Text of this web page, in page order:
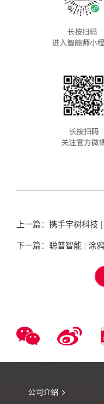
上一篇： 携手宇树科技 | 聪
下一篇： 聪普智能 | 涂鸦·
公司介绍